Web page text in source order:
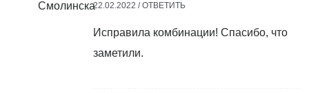
22.02.2022 /ОТВЕТИТЬ
Исправила комбинации! Спасибо, что
заметили.